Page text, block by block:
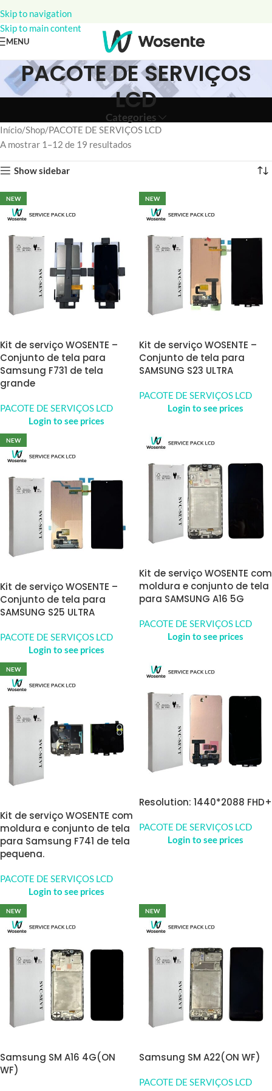
Skip to navigation
Skip to main content
MENU
PACOTE DE SERVIÇOS
LCD
Categories
Início Shop PACOTE DE SERVIÇOS LCD
A mostrar 1–12 de 19 resultados
Show sidebar
NEW
Kit de serviço WOSENTE –
Conjunto de tela para
Samsung F731 de tela
grande
PACOTE DE SERVIÇOS LCD
Login to see prices
NEW
Kit de serviço WOSENTE –
Conjunto de tela para
SAMSUNG S23 ULTRA
PACOTE DE SERVIÇOS LCD
Login to see prices
NEW
Kit de serviço WOSENTE –
Conjunto de tela para
SAMSUNG S25 ULTRA
PACOTE DE SERVIÇOS LCD
Login to see prices
Kit de serviço WOSENTE com
moldura e conjunto de tela
para SAMSUNG A16 5G
PACOTE DE SERVIÇOS LCD
Login to see prices
NEW
Kit de serviço WOSENTE com
moldura e conjunto de tela
para Samsung F741 de tela
pequena.
PACOTE DE SERVIÇOS LCD
Login to see prices
Resolution: 1440*2088 FHD+
PACOTE DE SERVIÇOS LCD
Login to see prices
NEW
Samsung SM A16 4G(ON
WF)
NEW
Samsung SM A22(ON WF)
PACOTE DE SERVIÇOS LCD